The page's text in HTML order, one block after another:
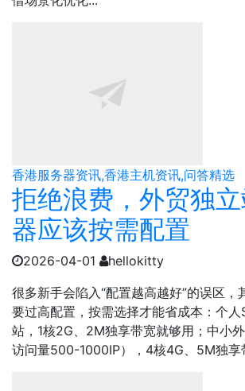
香港服务器资讯,香港主机资讯,问答精选
拒绝浪费，外贸独
器应该按需配置
2026-04-01
hellokitty
很多新手会陷入“配置越高越好”的误区，
要过高配置，按需选择才能省成本：个
站，1核2G、2M独享带宽就够用；中小
访问量500-1000IP），4核4G、5M独享